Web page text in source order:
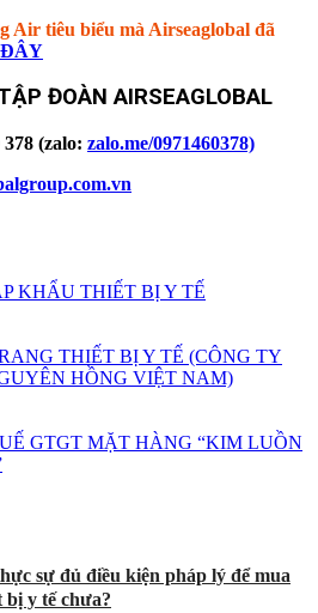
Air tiêu biểu mà Airseaglobal đã
ĐOÀN AIRSEAGLOBAL
(zalo: zalo.me/0971460378)
KHẨU THIẾT BỊ Y TẾ
THIẾT BỊ Y TẾ (CÔNG TY
HỒNG VIỆT NAM)
GTGT MẶT HÀNG “KIM LUỒN
sự đủ điều kiện pháp lý để mua
bị y tế chưa?